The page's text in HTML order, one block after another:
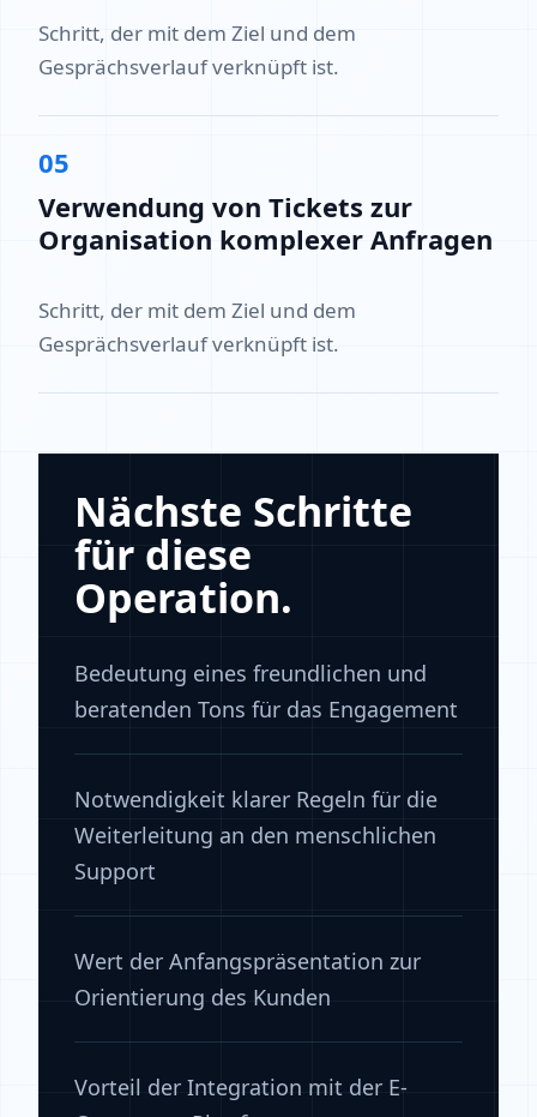
Schritt, der mit dem Ziel und dem
Gesprächsverlauf verknüpft ist.
05
Verwendung von Tickets zur
Organisation komplexer Anfragen
Schritt, der mit dem Ziel und dem
Gesprächsverlauf verknüpft ist.
Nächste Schritte
für diese
Operation.
Bedeutung eines freundlichen und
beratenden Tons für das Engagement
Notwendigkeit klarer Regeln für die
Weiterleitung an den menschlichen
Support
Wert der Anfangspräsentation zur
Orientierung des Kunden
Vorteil der Integration mit der E-